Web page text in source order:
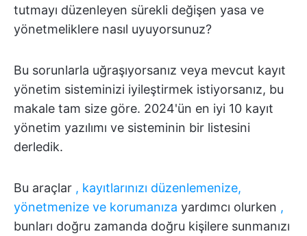
tutmayı düzenleyen sürekli değişen yasa ve
yönetmeliklere nasıl uyuyorsunuz?
Bu sorunlarla uğraşıyorsanız veya mevcut kayıt
yönetim sisteminizi iyileştirmek istiyorsanız, bu
makale tam size göre. 2024'ün en iyi 10 kayıt
yönetim yazılımı ve sisteminin bir listesini
derledik.
Bu araçlar , kayıtlarınızı düzenlemenize,
yönetmenize ve korumanıza yardımcı olurken ,
bunları doğru zamanda doğru kişilere sunmanızı